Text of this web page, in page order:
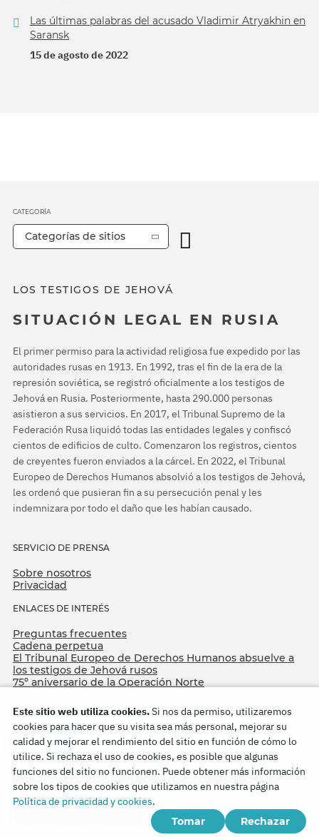
Las últimas palabras del acusado Vladimir Atryakhin en
Saransk
15 de agosto de 2022
LOS TESTIGOS DE JEHOVÁ
SITUACIÓN LEGAL EN RUSIA
El primer permiso para la actividad religiosa fue expedido por las
autoridades rusas en 1913. En 1992, tras el fin de la era de la
represión soviética, se registró oficialmente a los testigos de
Jehová en Rusia. Posteriormente, hasta 290.000 personas
asistieron a sus servicios. En 2017, el Tribunal Supremo de la
Federación Rusa liquidó todas las entidades legales y confiscó
cientos de edificios de culto. Comenzaron los registros, cientos
de creyentes fueron enviados a la cárcel. En 2022, el Tribunal
Europeo de Derechos Humanos absolvió a los testigos de Jehová,
les ordenó que pusieran fin a su persecución penal y les
indemnizara por todo el daño que les habían causado.
SERVICIO DE PRENSA
Sobre nosotros
Privacidad
ENLACES DE INTERÉS
Preguntas frecuentes
Cadena perpetua
El Tribunal Europeo de Derechos Humanos absuelve a
los testigos de Jehová rusos
75º aniversario de la Operación Norte
CATEGORÍA
Categorías de sitios
Copyright © 2026
Watch Tower Bible and Tract Society of Korea.
Este sitio web utiliza cookies.Si nos da permiso, utilizaremos
cookies para hacer que su visita sea más personal, mejorar su
calidad y mejorar el rendimiento del sitio en función de cómo lo
utilice. Si rechaza el uso de cookies, es posible que algunas
funciones del sitio no funcionen. Puede obtener más información
sobre los tipos de cookies que utilizamos en nuestra página
Política de privacidad y cookies.
Tomar
Rechazar